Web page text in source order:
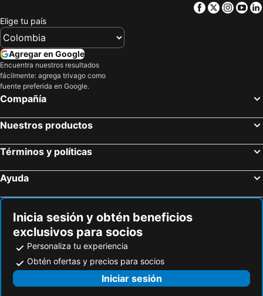
Facebook
Twitter
Elige tu país
Agregar en Google
Encuentra nuestros resultados
fácilmente: agrega trivago como
fuente preferida en Google.
Compañía
Nuestros productos
Términos y políticas
Ayuda
Inicia sesión y obtén beneficios
exclusivos para socios
Personaliza tu experiencia
Obtén ofertas y precios para socios
Iniciar sesión